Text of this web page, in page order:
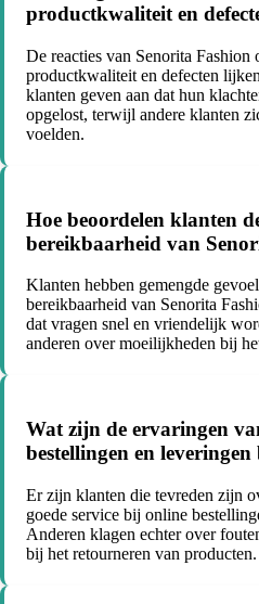
productkwaliteit en
De reacties van Senorita Fashion
productkwaliteit en defecten
klanten geven aan dat hun
opgelost, terwijl andere klanten
voelden.
Hoe beoordelen klanten
bereikbaarheid van
Klanten hebben gemengde
bereikbaarheid van Senorita
dat vragen snel en vriendelijk
anderen over moeilijkheden bij
Wat zijn de ervaringen
bestellingen en
Er zijn klanten die tevreden zijn
goede service bij online
Anderen klagen echter over
bij het retourneren van producten.